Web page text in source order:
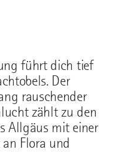
führt dich tief
Der
rauschender
zählt zu den
Allgäus mit einer
Flora und